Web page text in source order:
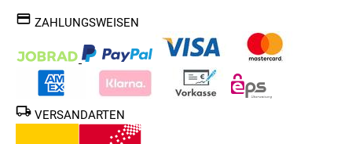
ZAHLUNGSWEISEN
VERSANDARTEN